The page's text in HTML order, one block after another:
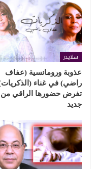
سلايدر
عذوبة ورومانسية (عفاف
راضي) في غناء
تفرض حضورها الراقي من
جديد